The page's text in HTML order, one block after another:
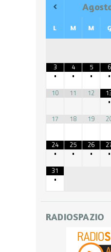
L M M G
3
•
4
•
5
•
6
•
10 11 12
•
17
18 19
24
•
25
•
26
•
•
31
•
RADIOSPAZIO